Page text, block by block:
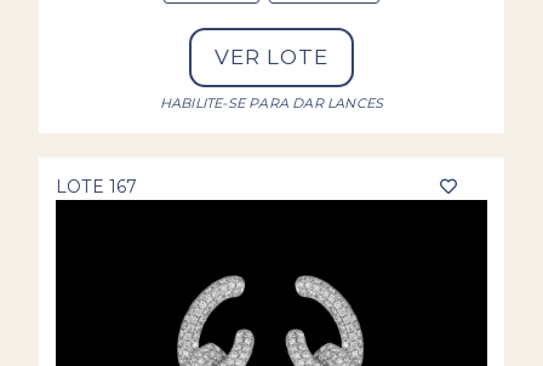
VER LOTE
HABILITE-SE PARA DAR LANCES
LOTE 167